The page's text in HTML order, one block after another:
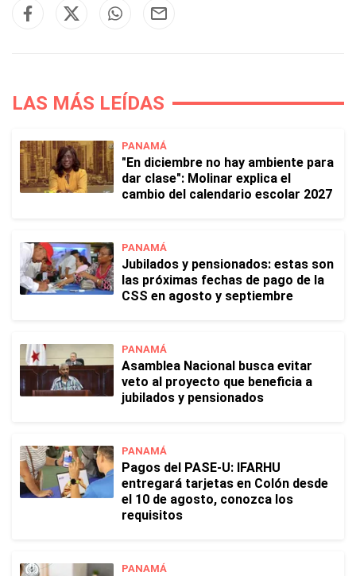
LAS MÁS LEÍDAS
PANAMÁ
"En diciembre no hay ambiente para
dar clase": Molinar explica el
cambio del calendario escolar 2027
PANAMÁ
Jubilados y pensionados: estas son
las próximas fechas de pago de la
CSS en agosto y septiembre
PANAMÁ
Asamblea Nacional busca evitar
veto al proyecto que beneficia a
jubilados y pensionados
PANAMÁ
Pagos del PASE-U: IFARHU
entregará tarjetas en Colón desde
el 10 de agosto, conozca los
requisitos
PANAMÁ